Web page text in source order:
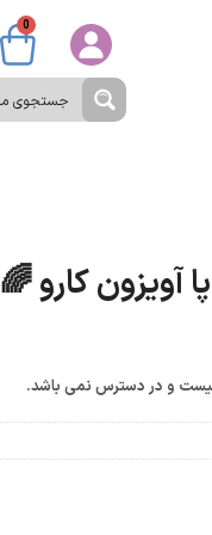
0
کارو 🌈
و در دسترس نمی باشد.